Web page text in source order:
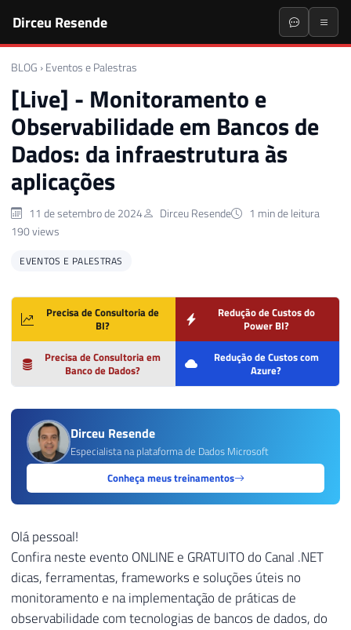
Dirceu Resende
BLOG › Eventos e Palestras
[Live] - Monitoramento e
Observabilidade em Bancos de
Dados: da infraestrutura às
aplicações
11 de setembro de 2024 Dirceu Resende
1 min de leitura
190 views
EVENTOS E PALESTRAS
Precisa de Consultoria de
BI?
Redução de Custos do
Power BI?
Precisa de Consultoria em
Banco de Dados?
Redução de Custos com
Azure?
Dirceu Resende
Especialista na plataforma de Dados Microsoft
Conheça meus treinamentos
Olá pessoal!
Confira neste evento ONLINE e GRATUITO do Canal .NET
dicas, ferramentas, frameworks e soluções úteis no
monitoramento e na implementação de práticas de
observabilidade com tecnologias de bancos de dados, do